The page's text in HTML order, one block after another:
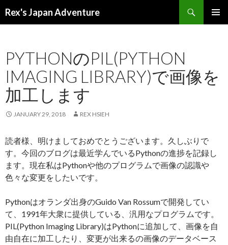
Rex's Japan Adventure
PYTHONのPIL(PYTHON
IMAGING LIBRARY)で画像を
加工します
JANUARY 29, 2018 REX HSIEH
読者様、明けましておめでとうございます。久しぶりで
す。今回のブログは最近学んでいるPythonの進捗を記録し
ます。現在私はPythonや他のプログラムで画像の認識や
色々な変更をしたいです。
Pythonはオランダ出身のGuido Van Rossumで開発してい
て、1991年大衆に提供している、汎用なプログラムです。
PIL(Python Imaging Library)はPythonに追加して、画像を自
由自在に加工したり、変更が出来るの画像のデータベース